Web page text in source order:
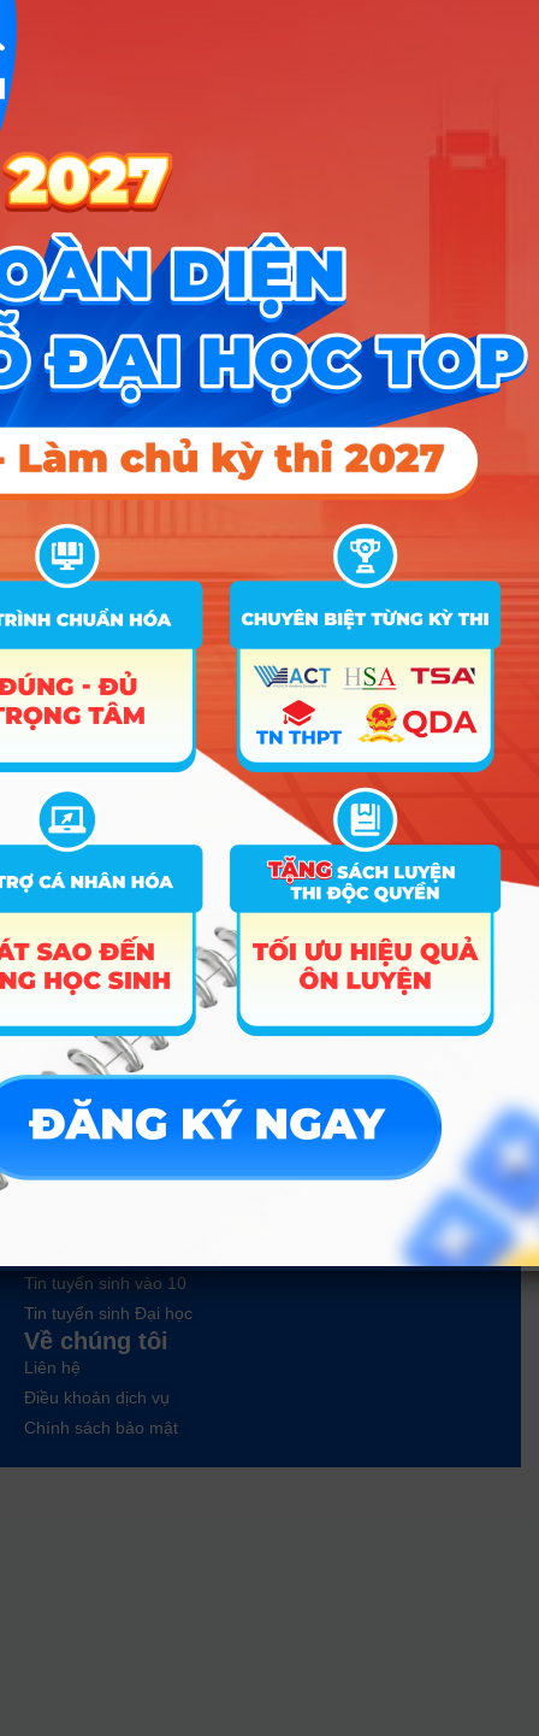
Điểm sàn các trường công an năm 2026
CÔNG CỤ TRA CỨU
➜ Trắc nghiệm MBTI
➜Tra cứu tổ hợp môn
➜
Quy đổi điểm thi
Điểm chuẩn Đại học
➜Xếp hạng điểm thi
Hướng nghiệp
HOCMAI
ĐĂNG KÝ NGAY
Công cụ
Trắc nghiệm MBTI
Tin tuyển sinh vào 10
Tin tuyển sinh Đại học
Về chúng tôi
Liên hệ
Điều khoản dịch vụ
Chính sách bảo mật